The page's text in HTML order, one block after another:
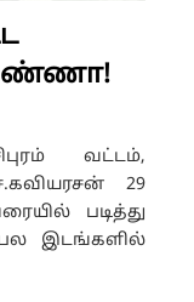
வட்டம்,
29
படித்து
பல இடங்களில்